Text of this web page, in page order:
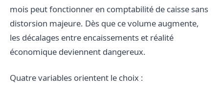
mois peut fonctionner en comptabilité de caisse sans
distorsion majeure. Dès que ce volume augmente,
les décalages entre encaissements et réalité
économique deviennent dangereux.
Quatre variables orientent le choix :